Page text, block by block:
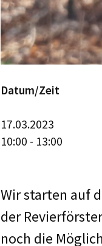
Datum/Zeit
17.03.2023
10:00 - 13:00
Wir starten auf
der
noch die